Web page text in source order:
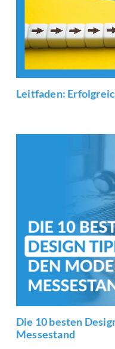
Leitfaden:
Die 10 besten
Messestand